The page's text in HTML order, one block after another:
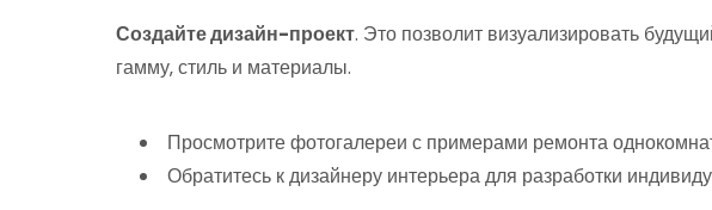
Создайте дизайн-проект. Это позволит визуализировать
гамму‚ стиль и материалы.
Просмотрите фотогалереи с примерами ремонта
Обратитесь к дизайнеру интерьера для разработки